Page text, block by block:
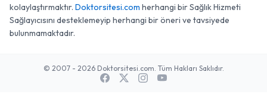
kolaylaştırmaktır. Doktorsitesi.com herhangi bir Sağlık Hizmeti
Sağlayıcısını desteklemeyip herhangi bir öneri ve tavsiyede
bulunmamaktadır.
© 2007 - 2026 Doktorsitesi.com. Tüm Hakları Saklıdır.